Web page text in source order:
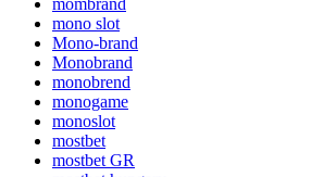
mono slot
Mono-brand
Monobrand
monobrend
monogame
monoslot
mostbet
mostbet GR